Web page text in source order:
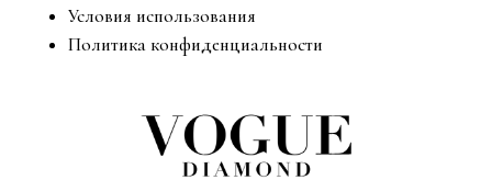
Условия использования
Политика конфиденциальности